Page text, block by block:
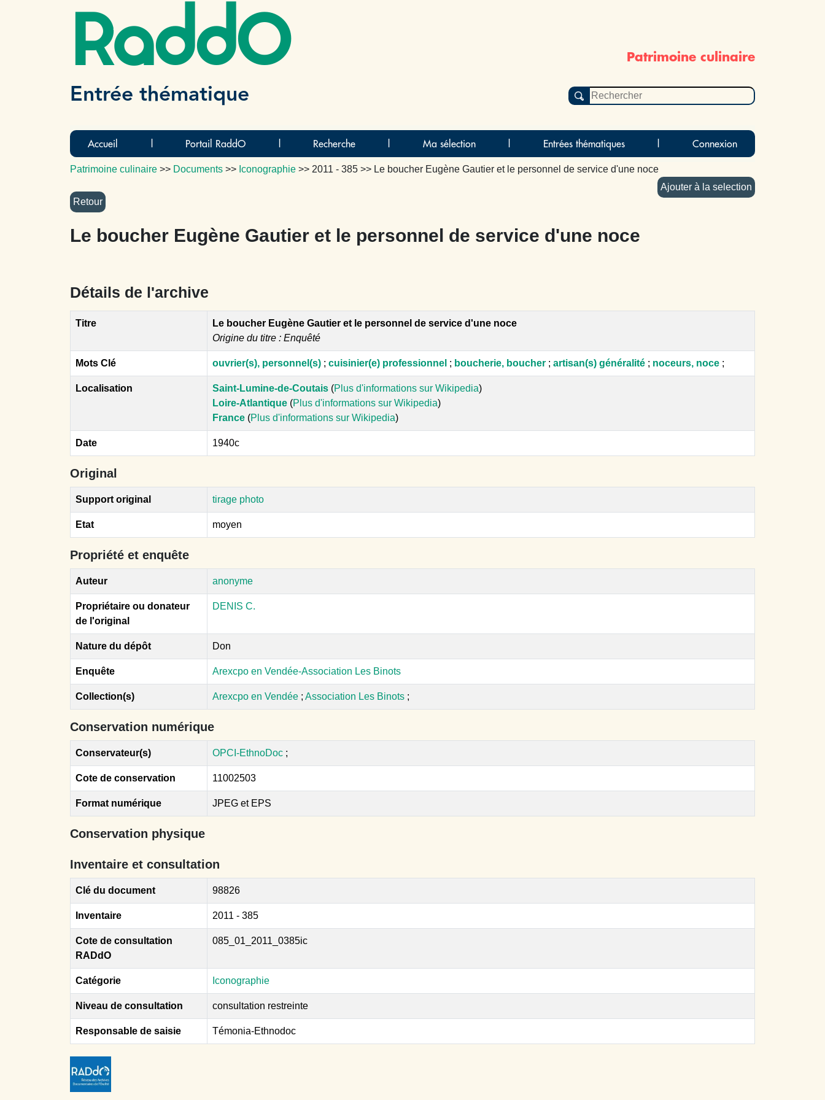
RaddO Patrimoine culinaire
Entrée thématique
Accueil Portail RaddO Recherche Ma sélection Entrées thématiques Connexion
Patrimoine culinaire >> Documents >> Iconographie >> 2011 - 385 >> Le boucher Eugène Gautier et le personnel de service d'une noce
Ajouter à la selection
Le boucher Eugène Gautier et le personnel de service d'une noce
Détails de l'archive
Titre
Le boucher Eugène Gautier et le personnel de service d'une noce
Origine du titre : Enquêté
Mots Clé ouvrier(s), personnel(s) ; cuisinier(e) professionnel ; boucherie, boucher ; artisan(s) généralité ; noceurs, noce ;
Localisation Saint-Lumine-de-Coutais (Plus d'informations sur Wikipedia)
Loire-Atlantique (Plus d'informations sur Wikipedia)
France (Plus d'informations sur Wikipedia)
Date 1940c
Original
Support original tirage photo
Etat moyen
Propriété et enquête
Auteur anonyme
Propriétaire ou donateur
de l'original
DENIS C.
Nature du dépôt Don
Enquête Arexcpo en Vendée-Association Les Binots
Collection(s) Arexcpo en Vendée ; Association Les Binots ;
Conservation numérique
Conservateur(s) OPCI-EthnoDoc ;
Cote de conservation 11002503
Format numérique JPEG et EPS
Conservation physique
Inventaire et consultation
Clé du document 98826
Inventaire 2011 - 385
Cote de consultation
RADdO
085_01_2011_0385ic
Catégorie Iconographie
Niveau de consultation consultation restreinte
Responsable de saisie Témonia-Ethnodoc